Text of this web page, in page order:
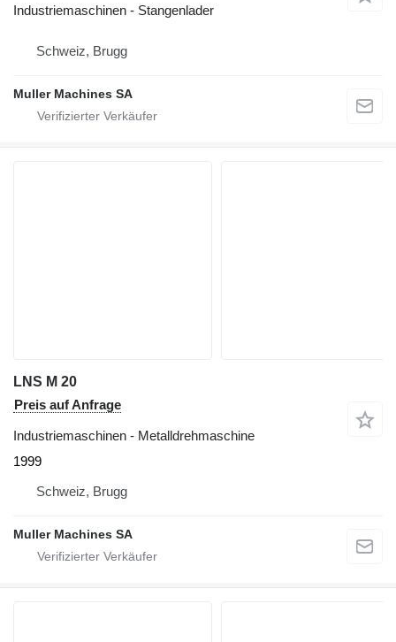
Industriemaschinen - Stangenlader
Schweiz, Brugg
Muller Machines SA
LNS M 20
Preis auf Anfrage
Industriemaschinen - Metalldrehmaschine
1999
Schweiz, Brugg
Muller Machines SA